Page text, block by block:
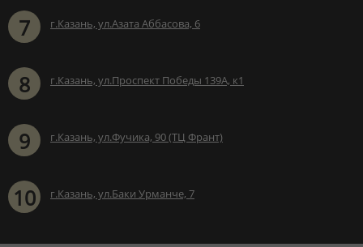
7 г.Казань, ул.Азата Аббасова, 6
8 г.Казань, ул.Проспект Победы 139А, к1
9 г.Казань, ул.Фучика, 90 (ТЦ Франт)
10 г.Казань, ул.Баки Урманче, 7